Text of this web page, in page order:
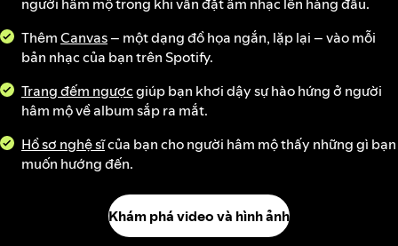
ThêmCanvas– một dạng đồ họa ngắn, lặp lại – vào mỗi
bản nhạc của bạn trên Spotify.
Trang đếm ngượcgiúp bạn khơi dậy sự hào hứng ở người
hâm mộ về album sắp ra mắt.
Hồ sơ nghệ sĩcủa bạn cho người hâm mộ thấy những gì bạn
muốn hướng đến.
Khám phá video và hình ảnh